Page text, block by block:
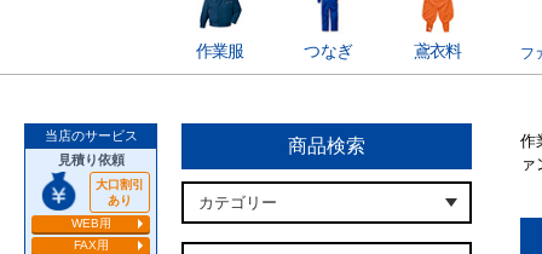
作業服 つなぎ 鳶衣料 フ
当店のサービス
見積り依頼
大口割引
あり
WEB用
FAX用
商品検索
作
ァ